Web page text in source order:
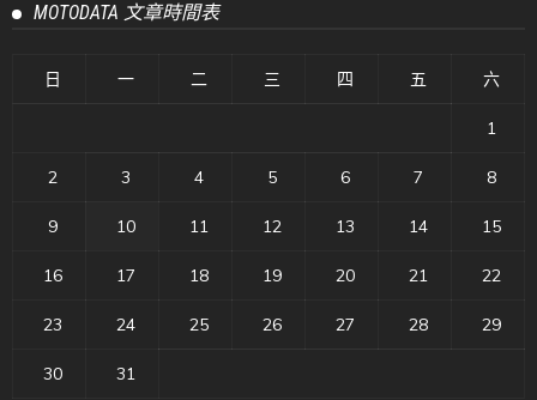
MOTODATA 文章時間表
日 一 二 三 四 五 六
1
2 3 4 5 6 7 8
9 10 11 12 13 14 15
16 17 18 19 20 21 22
23 24 25 26 27 28 29
30 31